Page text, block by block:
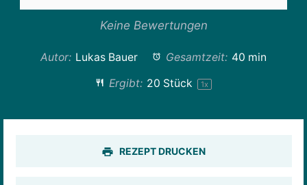
Keine Bewertungen
Autor: Lukas Bauer Gesamtzeit: 40 min
Ergibt: 20 Stück 1x
REZEPT DRUCKEN